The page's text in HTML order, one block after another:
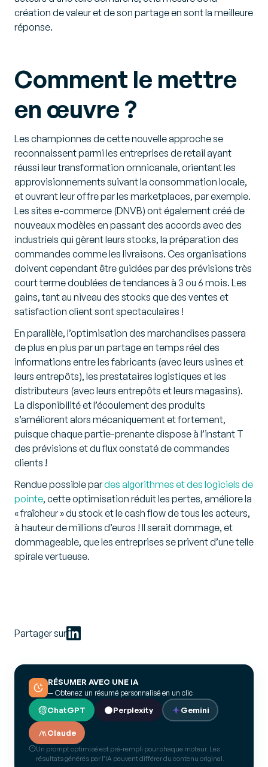
création de valeur et de son partage en sont la meilleure
réponse.
Comment le mettre
en œuvre ?
Les championnes de cette nouvelle approche se
reconnaissent parmi les entreprises de retail ayant
réussi leur transformation omnicanale, orientant les
approvisionnements suivant la consommation locale,
et ouvrant leur offre par les marketplaces, par exemple.
Les sites e-commerce (DNVB) ont également créé de
nouveaux modèles en passant des accords avec des
industriels qui gèrent leurs stocks, la préparation des
commandes comme les livraisons. Ces organisations
doivent cependant être guidées par des prévisions très
court terme doublées de tendances à 3 ou 6 mois. Les
gains, tant au niveau des stocks que des ventes et
satisfaction client sont spectaculaires !
En parallèle, l’optimisation des marchandises passera
de plus en plus par un partage en temps réel des
informations entre les fabricants (avec leurs usines et
leurs entrepôts), les prestataires logistiques et les
distributeurs (avec leurs entrepôts et leurs magasins).
La disponibilité et l’écoulement des produits
s’améliorent alors mécaniquement et fortement,
puisque chaque partie-prenante dispose à l’instant T
des prévisions et du flux constaté de commandes
clients !
Rendue possible pardes algorithmes et des logiciels de
pointe, cette optimisation réduit les pertes, améliore la
« fraîcheur » du stock et le cash flow de tous les acteurs,
à hauteur de millions d’euros ! Il serait dommage, et
dommageable, que les entreprises se privent d’une telle
spirale vertueuse.
Partager sur
RÉSUMER AVEC UNE IA
— Obtenez un résumé personnalisé en un clic
ChatGPT Perplexity Gemini
Claude
Un prompt optimisé est pré-rempli pour chaque moteur. Les
résultats générés par l’IA peuvent différer du contenu original.